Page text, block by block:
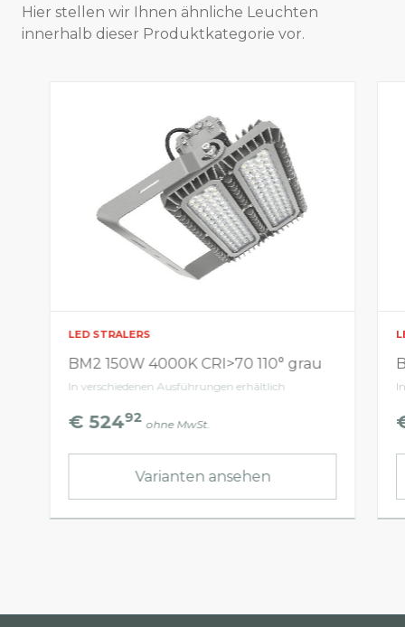
Hier stellen wir Ihnen ähnliche Leuchten
innerhalb dieser Produktkategorie vor.
LED STRALERS
BM2 150W 4000K CRI>70 110° grau
In verschiedenen Ausführungen erhältlich
€ 52492 ohne MwSt.
Varianten ansehen